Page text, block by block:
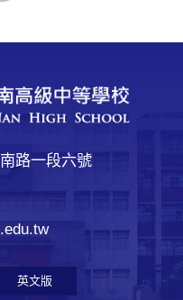
路一段六號
英文版